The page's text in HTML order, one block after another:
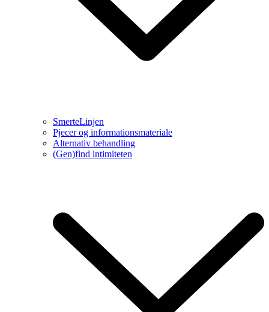
SmerteLinjen
Pjecer og informationsmateriale
Alternativ behandling
(Gen)find intimiteten